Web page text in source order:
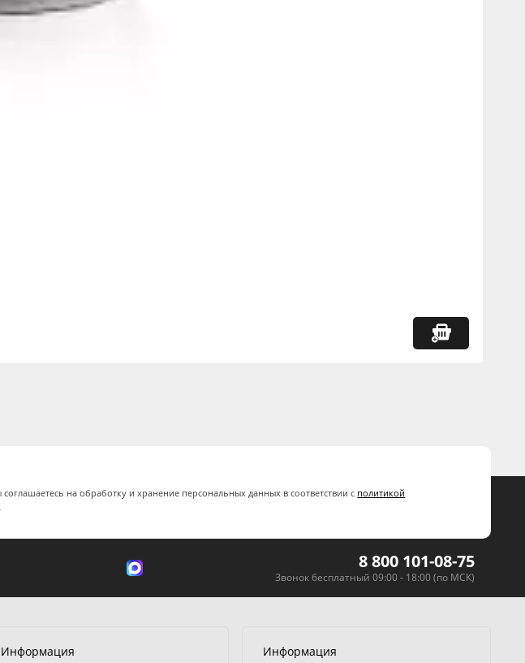
на обработку и хранение персональных данных в соответствии с политикой
8 800 101-08-75
Звонок бесплатный 09:00 - 18:00 (по МСК)
Информация Информация